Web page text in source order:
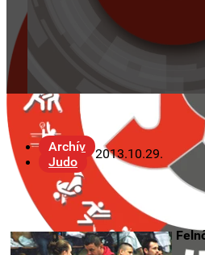
Archív
Judo
2013.10.29.